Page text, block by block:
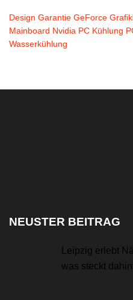
Design Garantie GeForce
Mainboard Nvidia PC Kühlung
Wasserkühlung
NEUSTER BEITRAG
Leipzig erlebt
was steckt